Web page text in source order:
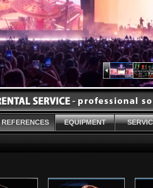
REFERENCES EQUIPMENT